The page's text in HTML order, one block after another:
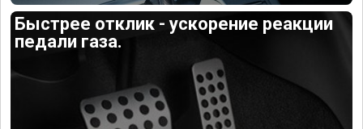
Быстрее отклик - ускорение реакции
педали газа.